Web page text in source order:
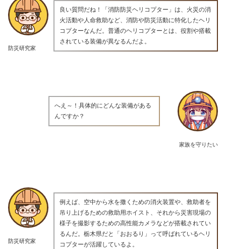
防災研究家
良い質問だね！「消防防災ヘリコプター」は、火災の消
火活動や人命救助など、消防や防災活動に特化したヘリ
コプターなんだ。普通のヘリコプターとは、役割や搭載
されている装備が異なるんだよ。
家族を守りたい
へえ～！具体的にどんな装備がある
んですか？
防災研究家
例えば、空中から水を撒くための消火装置や、救助者を
吊り上げるための救助用ホイスト、それから災害現場の
様子を撮影するための高性能カメラなどが搭載されてい
るんだ。栃木県だと「おおるり」って呼ばれているヘリ
コプターが活躍しているよ。